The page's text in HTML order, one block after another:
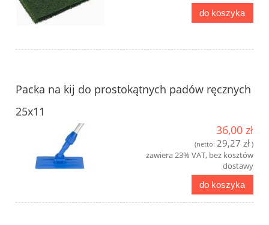
do koszyka
Packa na kij do prostokątnych padów ręcznych
25x11
36,00 zł
(netto: 29,27 zł )
zawiera 23% VAT, bez kosztów
dostawy
do koszyka